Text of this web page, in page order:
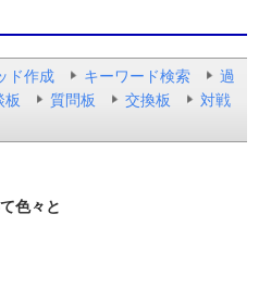
ド作成 キーワード検索
過
板 質問板 交換板
対戦
色々と